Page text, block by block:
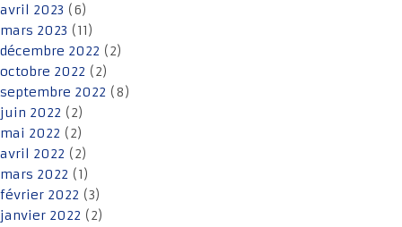
avril 2023 (6)
mars 2023 (11)
décembre 2022 (2)
octobre 2022 (2)
septembre 2022 (8)
juin 2022 (2)
mai 2022 (2)
avril 2022 (2)
mars 2022 (1)
février 2022 (3)
janvier 2022 (2)